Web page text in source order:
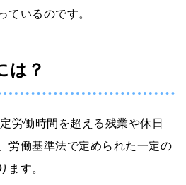
ているのです。
は？
労働時間を超える残業や休日
労働基準法で定められた一定の
ます。